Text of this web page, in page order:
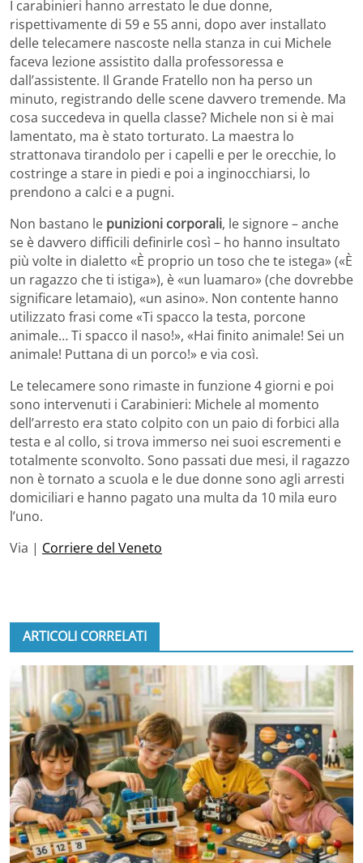
I carabinieri hanno arrestato le due donne,
rispettivamente di 59 e 55 anni, dopo aver installato
delle telecamere nascoste nella stanza in cui Michele
faceva lezione assistito dalla professoressa e
dall’assistente. Il Grande Fratello non ha perso un
minuto, registrando delle scene davvero tremende. Ma
cosa succedeva in quella classe? Michele non si è mai
lamentato, ma è stato torturato. La maestra lo
strattonava tirandolo per i capelli e per le orecchie, lo
costringe a stare in piedi e poi a inginocchiarsi, lo
prendono a calci e a pugni.
Non bastano le punizioni corporali, le signore – anche
se è davvero difficili definirle così – ho hanno insultato
più volte in dialetto «È proprio un toso che te istega» («È
un ragazzo che ti istiga»), è «un luamaro» (che dovrebbe
significare letamaio), «un asino». Non contente hanno
utilizzato frasi come «Ti spacco la testa, porcone
animale… Ti spacco il naso!», «Hai finito animale! Sei un
animale! Puttana di un porco!» e via così.
Le telecamere sono rimaste in funzione 4 giorni e poi
sono intervenuti i Carabinieri: Michele al momento
dell’arresto era stato colpito con un paio di forbici alla
testa e al collo, si trova immerso nei suoi escrementi e
totalmente sconvolto. Sono passati due mesi, il ragazzo
non è tornato a scuola e le due donne sono agli arresti
domiciliari e hanno pagato una multa da 10 mila euro
l’uno.
Via | Corriere del Veneto
ARTICOLI CORRELATI